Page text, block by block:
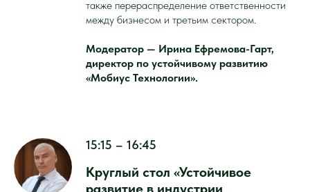
также перераспределение ответственности
между бизнесом и третьим сектором.
Модератор — Ирина Ефремова-Гарт,
директор по устойчивому развитию
«Мобиус Технологии».
15:15 – 16:45
Круглый стол «Устойчивое
развитие в индустрии